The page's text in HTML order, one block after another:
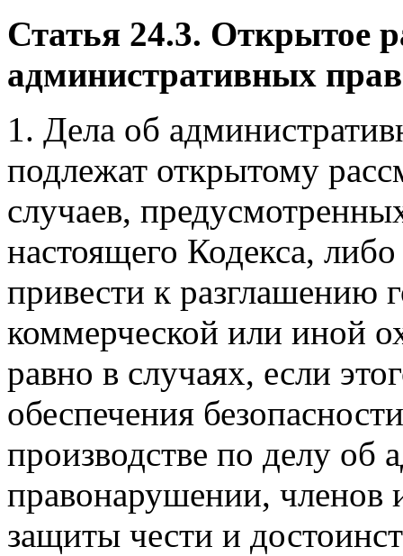
Статья 24.3. Открытое
административных
1. Дела об
подлежат открытому
случаев,
настоящего Кодекса,
привести к разглашению
коммерческой или иной
равно в случаях, если
обеспечения
производстве по делу об
правонарушении, членов
защиты чести и